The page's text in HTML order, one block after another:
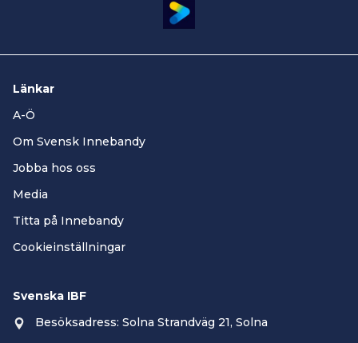
Länkar
A-Ö
Om Svensk Innebandy
Jobba hos oss
Media
Titta på Innebandy
Cookieinställningar
Svenska IBF
Besöksadress: Solna Strandväg 21, Solna